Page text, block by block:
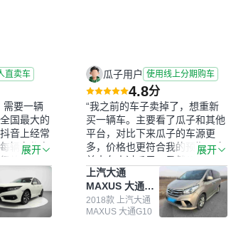
直卖车
需要一辆
国最大的
音上经常
辆车都有
放心。去
嘴，不敢
白色，过
，虽然价
点，但瓜
展开
瓜子用户 使用线上分期购车
4.8分
“我之前的车子卖掉了，想重新
买一辆车。主要看了瓜子和其他
平台，对比下来瓜子的车源更
多，价格也更符合我的预期。之
前卖车来过瓜子，虽然价格没谈
成，但APP一直留着。瓜子毕竟
是大平台，整体印象还好。我最
终买了一台上汽大通，18年的
车，公里数9万多，符合我的要
展开
上汽大通
MAXUS 大通
G10
2018款 上汽大通
MAXUS 大通G10